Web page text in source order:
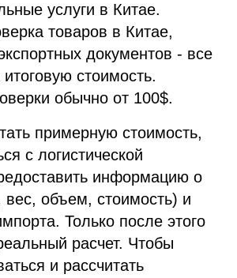
услуги в Китае.
товаров в Китае,
документов - все
стоимость.
обычно от 100$.
примерную стоимость,
с логистической
информацию о
объем, стоимость) и
Только после этого
расчет. Чтобы
и рассчитать